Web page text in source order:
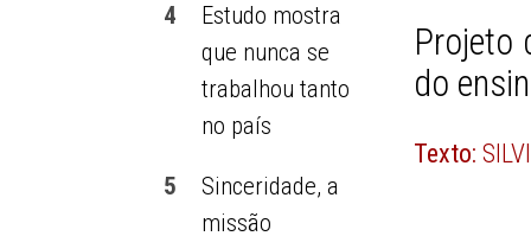
4
Estudo mostra
que nunca se
trabalhou tanto
no país
5
Sinceridade, a
missão
Projeto
do
Texto: